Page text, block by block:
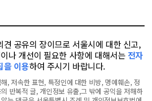
견 공유의 장이므로 서울시에 대한 신고,
나 개선이 필요한 사항에 대해서는 전자
을 이용하여 주시기 바랍니다.
, 저속한 표현, 특정인에 대한 비방, 명예훼손, 정
반복적 글, 개인정보 유출,그 밖에 공익을 저해하